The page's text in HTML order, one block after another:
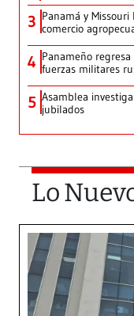
3 Panamá y
comercio
4 Panameño
fuerzas militares
5 Asamblea
jubilados
Lo